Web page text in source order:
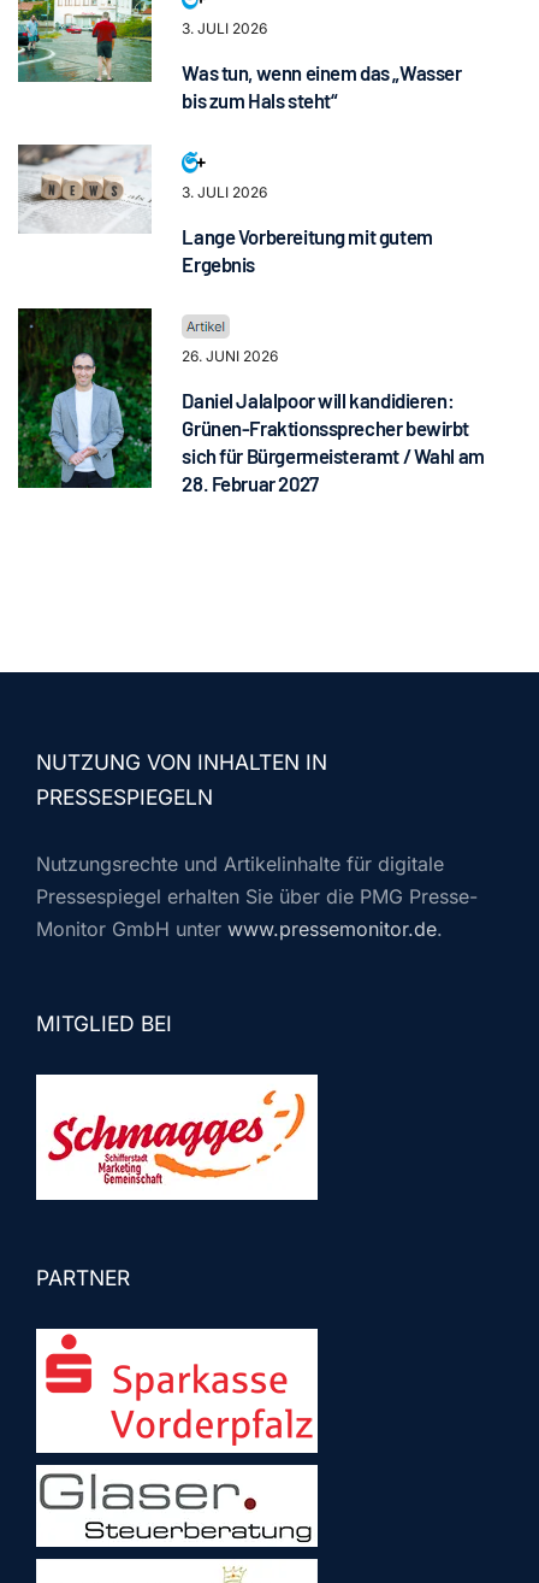
3. JULI 2026
Was tun, wenn einem das „Wasser
bis zum Hals steht“
3. JULI 2026
Lange Vorbereitung mit gutem
Ergebnis
26. JUNI 2026
Daniel Jalalpoor will kandidieren:
Grünen-Fraktionssprecher bewirbt
sich für Bürgermeisteramt / Wahl am
28. Februar 2027
NUTZUNG VON INHALTEN IN
PRESSESPIEGELN
Nutzungsrechte und Artikelinhalte für digitale
Pressespiegel erhalten Sie über die PMG Presse-
Monitor GmbH unter www.pressemonitor.de.
MITGLIED BEI
PARTNER